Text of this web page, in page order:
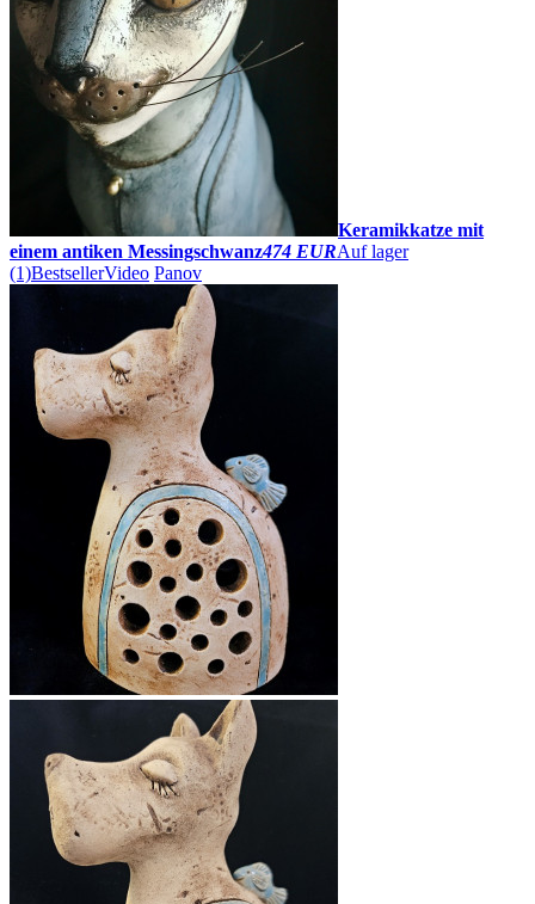
Keramikkatze mit
einem antiken Messingschwanz474 EURAuf lager
(1)BestsellerVideo Panov